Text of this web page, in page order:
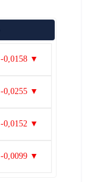
-0,0158 ▼
-0,0255 ▼
-0,0152 ▼
-0,0099 ▼